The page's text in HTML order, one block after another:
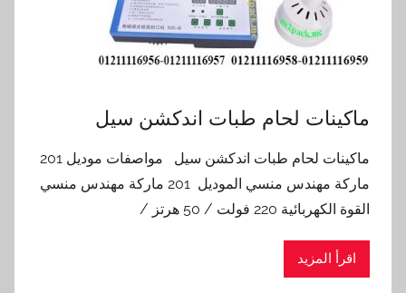
ماكينات لحام طبات اندكشن سيل
ماكينات لحام طبات اندكشن سيل مواصفات موديل 201
ماركة مهندس منسي الموديل 201 ماركة مهندس منسي
القوة الكهربائية 220 فولت / 50 هرتز /
اقرأ المزيد